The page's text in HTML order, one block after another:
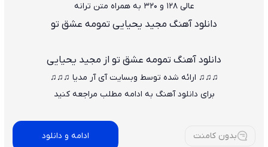
عالی ۱۲۸ و ۳۲۰ به همراه متن ترانه
دانلود آهنگ مجید یحیایی تمومه عشق تو
دانلود آهنگ تمومه عشق تو از مجید یحیایی
♫♫♫ ارائه شده توسط وبسایت آی آر مدیا ♫♫♫
برای دانلود آهنگ به ادامه مطلب مراجعه کنید
بدون کامنت ادامه و دانلود